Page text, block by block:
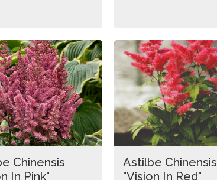
Chinensis
In Pink"
Astilbe Chinensis
"Vision In Red"